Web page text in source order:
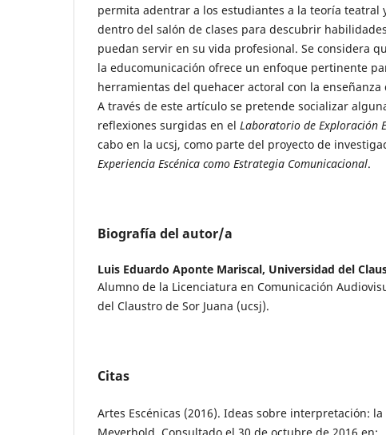
permita adentrar a los estudiantes a la teoría teatral
dentro del salón de clases para descubrir
puedan servir en su vida profesional. Se considera
la educomunicación ofrece un enfoque pertinente
herramientas del quehacer actoral con la enseñanza
A través de este artículo se pretende socializar
reflexiones surgidas en el Laboratorio de Exploración
cabo en la ucsj, como parte del proyecto de
Experiencia Escénica como Estrategia Comunicacional.
Biografía del autor/a
Luis Eduardo Aponte Mariscal, Universidad del
Alumno de la Licenciatura en Comunicación
del Claustro de Sor Juana (ucsj).
Citas
Artes Escénicas (2016). Ideas sobre interpretación: